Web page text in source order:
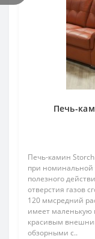
Печь-
Печь-камин Storch
при номинальной
полезного
отверстия газов
120 ммсредний
имеет маленькую
красивым
обзорными с..